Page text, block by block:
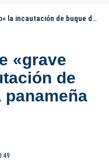
buque de bandera panameña por Irán
«grave
de
panameña